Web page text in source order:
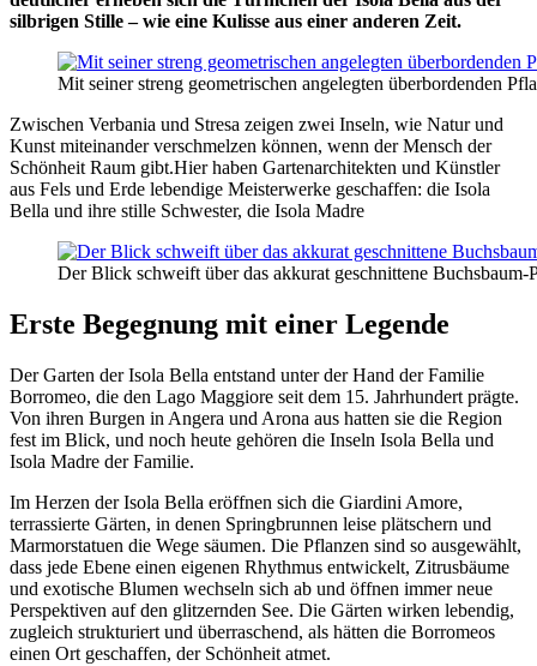
silbrigen Stille – wie eine Kulisse aus einer anderen Zeit.
Mit seiner streng geometrischen angelegten überbordenden
Zwischen Verbania und Stresa zeigen zwei Inseln, wie Natur und
Kunst miteinander verschmelzen können, wenn der Mensch der
Schönheit Raum gibt.Hier haben Gartenarchitekten und Künstler
aus Fels und Erde lebendige Meisterwerke geschaffen: die Isola
Bella und ihre stille Schwester, die Isola Madre
Der Blick schweift über das akkurat geschnittene
Erste Begegnung mit einer Legende
Der Garten der Isola Bella entstand unter der Hand der Familie
Borromeo, die den Lago Maggiore seit dem 15. Jahrhundert prägte.
Von ihren Burgen in Angera und Arona aus hatten sie die Region
fest im Blick, und noch heute gehören die Inseln Isola Bella und
Isola Madre der Familie.
Im Herzen der Isola Bella eröffnen sich die Giardini Amore,
terrassierte Gärten, in denen Springbrunnen leise plätschern und
Marmorstatuen die Wege säumen. Die Pflanzen sind so ausgewählt,
dass jede Ebene einen eigenen Rhythmus entwickelt, Zitrusbäume
und exotische Blumen wechseln sich ab und öffnen immer neue
Perspektiven auf den glitzernden See. Die Gärten wirken lebendig,
zugleich strukturiert und überraschend, als hätten die Borromeos
einen Ort geschaffen, der Schönheit atmet.